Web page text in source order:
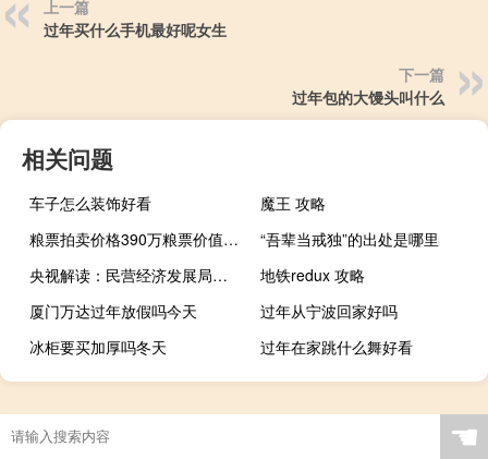
上一篇
过年买什么手机最好呢女生
下一篇
过年包的大馒头叫什么
相关问题
车子怎么装饰好看
魔王 攻略
粮票拍卖价格390万粮票价值真有那么高吗 全国粮票收藏价格
“吾辈当戒独”的出处是哪里
央视解读：民营经济发展局主要职责103字 没提一个“管”字
地铁redux 攻略
厦门万达过年放假吗今天
过年从宁波回家好吗
冰柜要买加厚吗冬天
过年在家跳什么舞好看
☚